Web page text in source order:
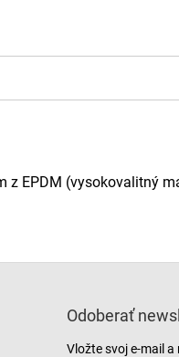
z EPDM (vysokovalitný
Odoberať
Vložte svoj e-mail